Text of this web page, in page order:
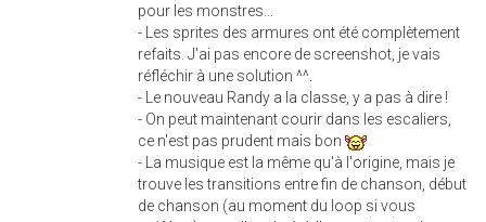
pour les monstres...
- Les sprites des armures ont été complètement
refaits. J'ai pas encore de screenshot, je vais
réfléchir à une solution ^^.
- Le nouveau Randy a la classe, y a pas à dire !
- On peut maintenant courir dans les escaliers,
ce n'est pas prudent mais bon
- La musique est la même qu'à l'origine, mais je
trouve les transitions entre fin de chanson, début
de chanson (au moment du loop si vous